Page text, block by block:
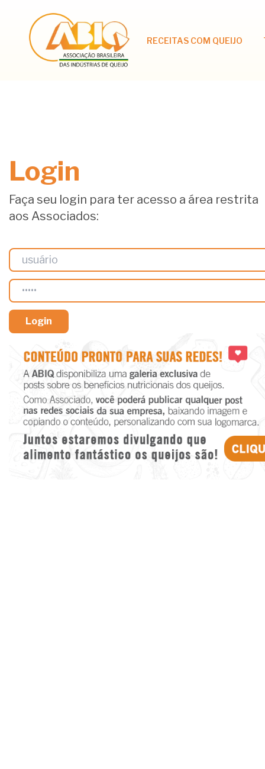
RECEITAS COM QUEIJO
Login
Faça seu login para ter acesso a área restrita
aos Associados: